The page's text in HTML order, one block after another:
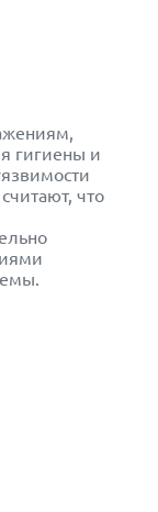
гигиены и
что